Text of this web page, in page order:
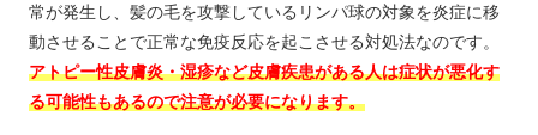
常が発生し、髪の毛を攻撃しているリンパ球の対象を炎症に移
動させることで正常な免疫反応を起こさせる対処法なのです。
アトピー性皮膚炎・湿疹など皮膚疾患がある人は症状が悪化す
る可能性もあるので注意が必要になります。